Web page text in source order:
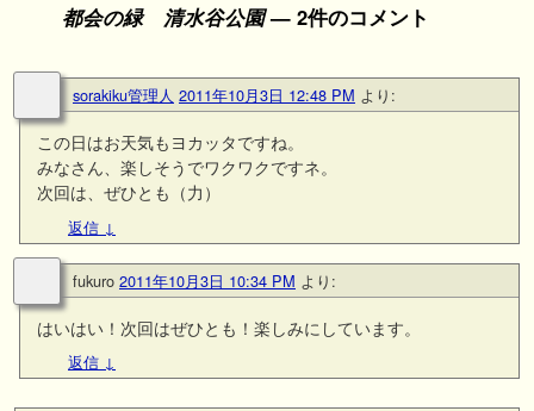
都会の緑 清水谷公園— 2件のコメント
sorakiku管理人 2011年10月3日 12:48 PM より:
この日はお天気もヨカッタですね。
みなさん、楽しそうでワクワクですネ。
次回は、ぜひとも（力）
返信 ↓
fukuro 2011年10月3日 10:34 PM より:
はいはい！次回はぜひとも！楽しみにしています。
返信 ↓